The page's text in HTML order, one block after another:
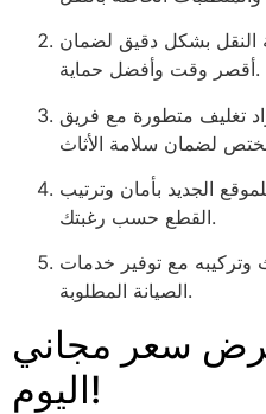
النقل بشكل دقيق لضمان
أقصر وقت وأفضل حماية.
تغليف متطورة مع فريق
الجديد بأمان وترتيب
القطع حسب رغبتك.
وتركيبه مع توفير خدمات
الصيانة المطلوبة.
سعر مجاني
اليوم!